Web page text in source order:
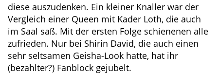
diese auszudenken. Ein kleiner Knaller war der
Vergleich einer Queen mit Kader Loth, die auch
im Saal saß. Mit der ersten Folge schienenen alle
zufrieden. Nur bei Shirin David, die auch einen
sehr seltsamen Geisha-Look hatte, hat ihr
(bezahlter?) Fanblock gejubelt.